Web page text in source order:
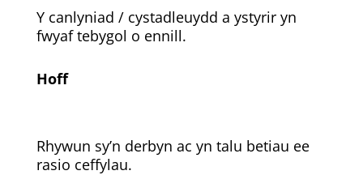
Y canlyniad / cystadleuydd a ystyrir yn
fwyaf tebygol o ennill.
Hoff
Rhywun sy’n derbyn ac yn talu betiau ee
rasio ceffylau.